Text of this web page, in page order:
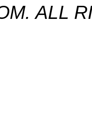
ALL